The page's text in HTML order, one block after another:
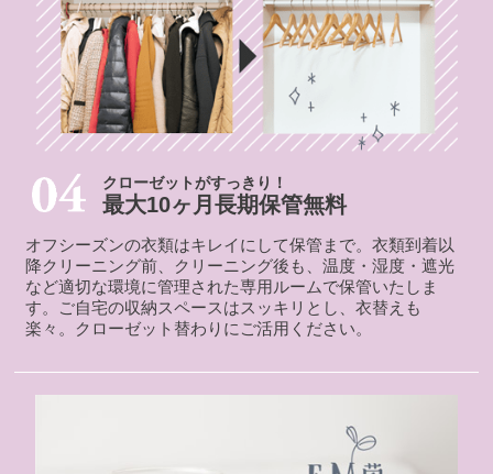
クローゼットがすっきり！
最大10ヶ月長期保管無料
オフシーズンの衣類はキレイにして保管まで。衣類到着以
降クリーニング前、クリーニング後も、温度・湿度・遮光
など適切な環境に管理された専用ルームで保管いたしま
す。ご自宅の収納スペースはスッキリとし、衣替えも
楽々。クローゼット替わりにご活用ください。